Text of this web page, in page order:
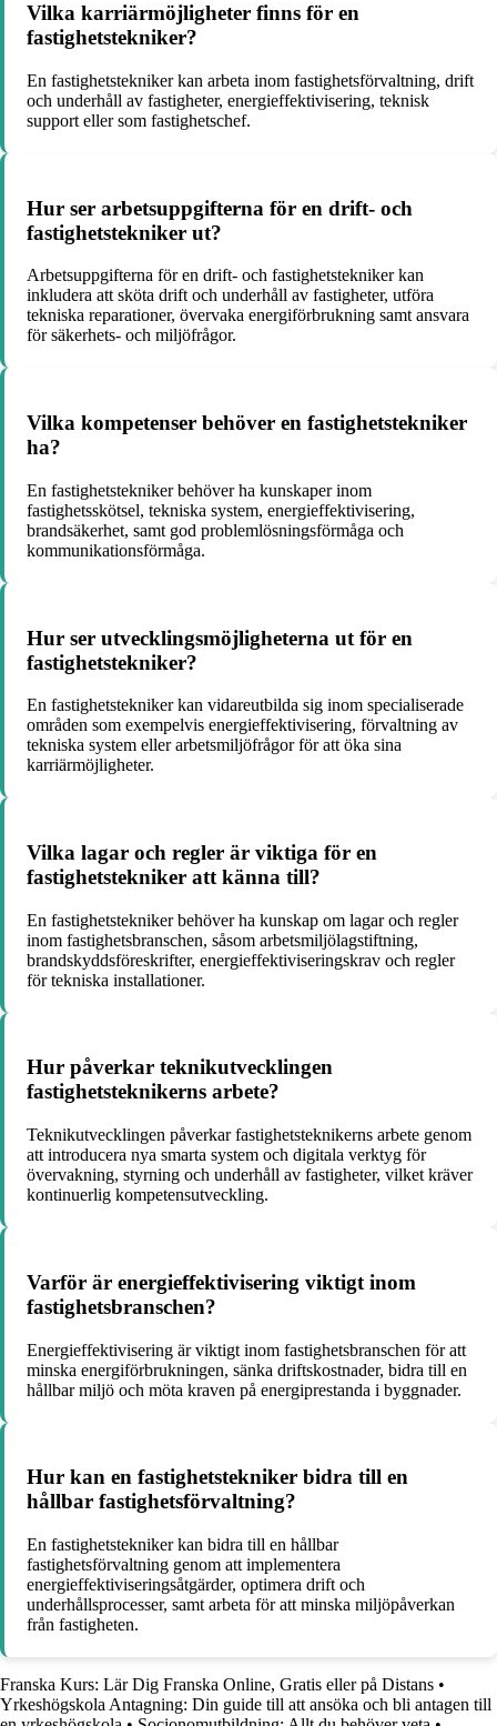
Vilka karriärmöjligheter finns för en
fastighetstekniker?
En fastighetstekniker kan arbeta inom fastighetsförvaltning, drift
och underhåll av fastigheter, energieffektivisering, teknisk
support eller som fastighetschef.
Hur ser arbetsuppgifterna för en drift- och
fastighetstekniker ut?
Arbetsuppgifterna för en drift- och fastighetstekniker kan
inkludera att sköta drift och underhåll av fastigheter, utföra
tekniska reparationer, övervaka energiförbrukning samt ansvara
för säkerhets- och miljöfrågor.
Vilka kompetenser behöver en fastighetstekniker
ha?
En fastighetstekniker behöver ha kunskaper inom
fastighetsskötsel, tekniska system, energieffektivisering,
brandsäkerhet, samt god problemlösningsförmåga och
kommunikationsförmåga.
Hur ser utvecklingsmöjligheterna ut för en
fastighetstekniker?
En fastighetstekniker kan vidareutbilda sig inom specialiserade
områden som exempelvis energieffektivisering, förvaltning av
tekniska system eller arbetsmiljöfrågor för att öka sina
karriärmöjligheter.
Vilka lagar och regler är viktiga för en
fastighetstekniker att känna till?
En fastighetstekniker behöver ha kunskap om lagar och regler
inom fastighetsbranschen, såsom arbetsmiljölagstiftning,
brandskyddsföreskrifter, energieffektiviseringskrav och regler
för tekniska installationer.
Hur påverkar teknikutvecklingen
fastighetsteknikerns arbete?
Teknikutvecklingen påverkar fastighetsteknikerns arbete genom
att introducera nya smarta system och digitala verktyg för
övervakning, styrning och underhåll av fastigheter, vilket kräver
kontinuerlig kompetensutveckling.
Varför är energieffektivisering viktigt inom
fastighetsbranschen?
Energieffektivisering är viktigt inom fastighetsbranschen för att
minska energiförbrukningen, sänka driftskostnader, bidra till en
hållbar miljö och möta kraven på energiprestanda i byggnader.
Hur kan en fastighetstekniker bidra till en
hållbar fastighetsförvaltning?
En fastighetstekniker kan bidra till en hållbar
fastighetsförvaltning genom att implementera
energieffektiviseringsåtgärder, optimera drift och
underhållsprocesser, samt arbeta för att minska miljöpåverkan
från fastigheten.
Franska Kurs: Lär Dig Franska Online, Gratis eller på Distans •
Yrkeshögskola Antagning: Din guide till att ansöka och bli antagen till